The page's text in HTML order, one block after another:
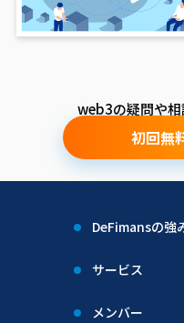
web3の疑問や相
初回無
DeFimansの強
サービス
メンバー